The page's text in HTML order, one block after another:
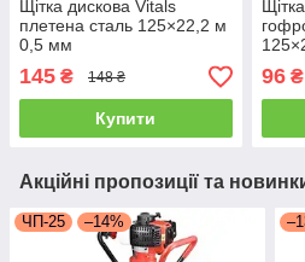
Щітка дискова Vitals
плетена сталь 125×22,2 м
0,5 мм
145 ₴ 148 ₴
Купити
96₴
Акційні пропозиції та
ЧП-25 –14%